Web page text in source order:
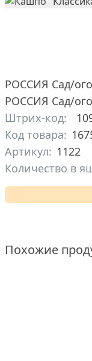
РОССИЯ Сад/
РОССИЯ Сад/
Штрих-код:
Код товара:
Артикул: 1122
Количество в
Похожие